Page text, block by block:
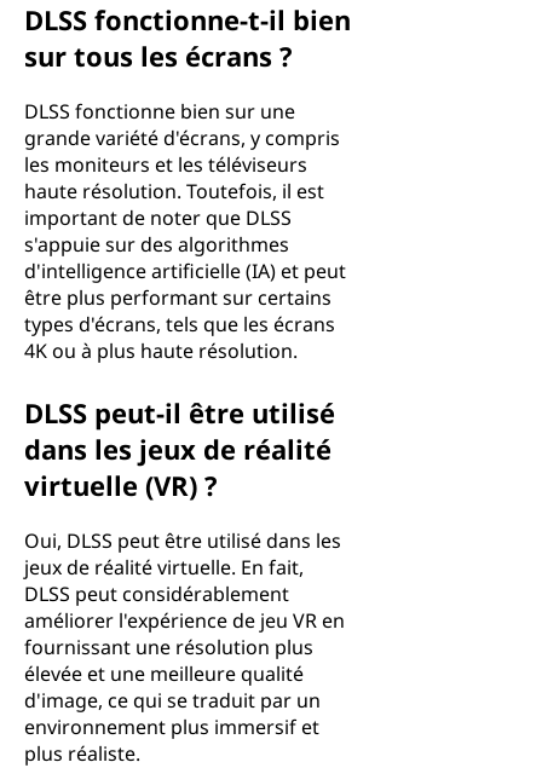
DLSS fonctionne-t-il bien
sur tous les écrans ?
DLSS fonctionne bien sur une
grande variété d'écrans, y compris
les moniteurs et les téléviseurs
haute résolution. Toutefois, il est
important de noter que DLSS
s'appuie sur des algorithmes
d'intelligence artificielle (IA) et peut
être plus performant sur certains
types d'écrans, tels que les écrans
4K ou à plus haute résolution.
DLSS peut-il être utilisé
dans les jeux de réalité
virtuelle (VR) ?
Oui, DLSS peut être utilisé dans les
jeux de réalité virtuelle. En fait,
DLSS peut considérablement
améliorer l'expérience de jeu VR en
fournissant une résolution plus
élevée et une meilleure qualité
d'image, ce qui se traduit par un
environnement plus immersif et
plus réaliste.